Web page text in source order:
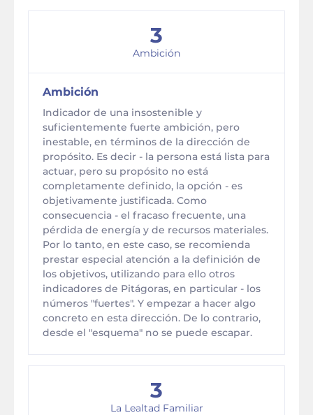
3
Ambición
Ambición
Indicador de una insostenible y
suficientemente fuerte ambición, pero
inestable, en términos de la dirección de
propósito. Es decir - la persona está lista para
actuar, pero su propósito no está
completamente definido, la opción - es
objetivamente justificada. Como
consecuencia - el fracaso frecuente, una
pérdida de energía y de recursos materiales.
Por lo tanto, en este caso, se recomienda
prestar especial atención a la definición de
los objetivos, utilizando para ello otros
indicadores de Pitágoras, en particular - los
números "fuertes". Y empezar a hacer algo
concreto en esta dirección. De lo contrario,
desde el "esquema" no se puede escapar.
3
La Lealtad Familiar